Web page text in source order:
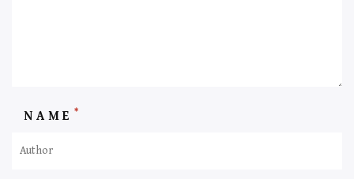
NAME *